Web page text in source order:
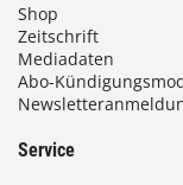
Shop
Zeitschrift
Mediadaten
Abo-
Service